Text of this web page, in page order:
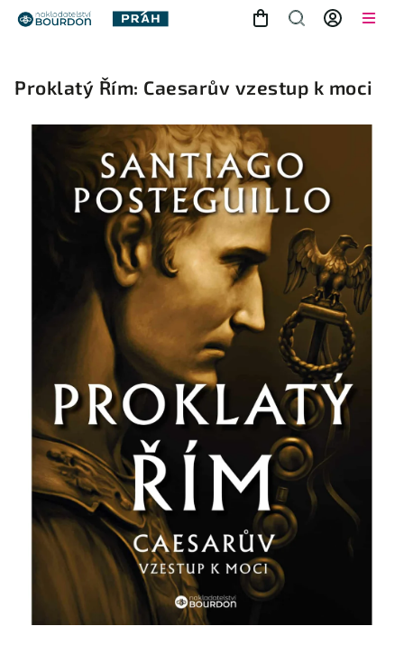
Proklatý Řím: Caesarův vzestup k moci